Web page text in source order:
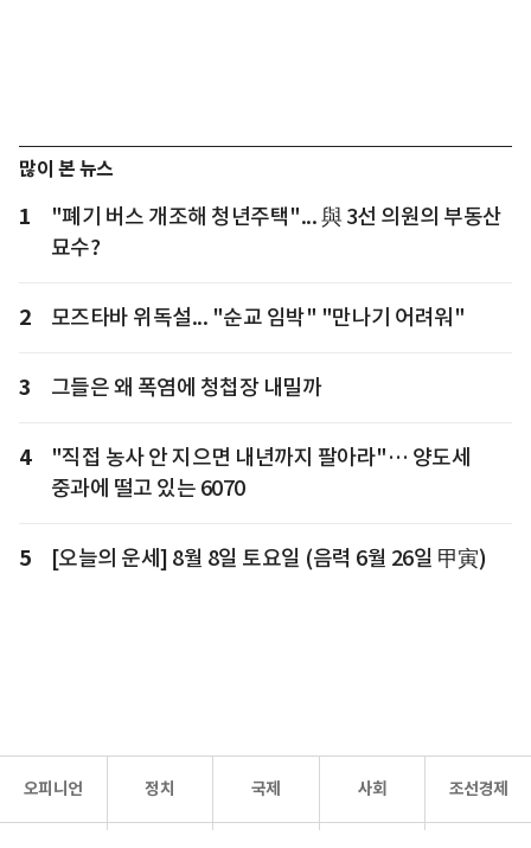
많이 본 뉴스
1
"폐기 버스 개조해 청년주택"... 與 3선 의원의 부동산
묘수?
2 모즈타바 위독설... "순교 임박" "만나기 어려워"
3 그들은 왜 폭염에 청첩장 내밀까
4
"직접 농사 안 지으면 내년까지 팔아라"… 양도세
중과에 떨고 있는 6070
5 [오늘의 운세] 8월 8일 토요일 (음력 6월 26일 甲寅)
오피니언 정치 국제 사회 조선경제